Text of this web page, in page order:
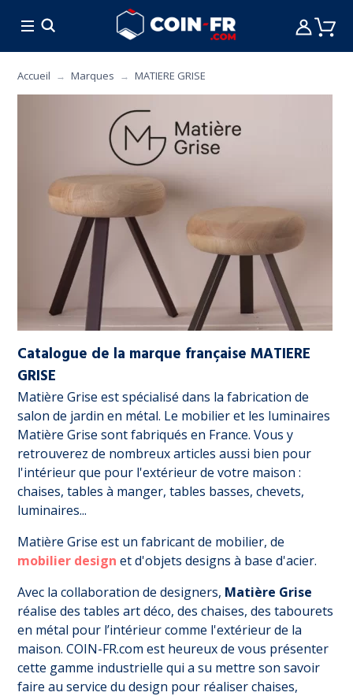
CUISINE MOBILIER
Accueil Marques MATIERE GRISE
Catalogue de la marque française MATIERE
GRISE
Matière Grise est spécialisé dans la fabrication de
salon de jardin en métal. Le mobilier et les luminaires
Matière Grise sont fabriqués en France. Vous y
retrouverez de nombreux articles aussi bien pour
l'intérieur que pour l'extérieur de votre maison :
chaises, tables à manger, tables basses, chevets,
luminaires...
Matière Grise est un fabricant de mobilier, de
mobilier design et d'objets designs à base d'acier.
Avec la collaboration de designers, Matière Grise
réalise des tables art déco, des chaises, des tabourets
en métal pour l’intérieur comme l'extérieur de la
maison. COIN-FR.com est heureux de vous présenter
cette gamme industrielle qui a su mettre son savoir
faire au service du design pour réaliser chaises,